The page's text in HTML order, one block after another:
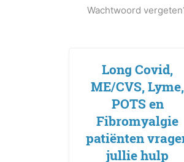
Wachtwoord
Long Covid,
ME/CVS, Lyme,
POTS en
Fibromyalgie
patiënten
jullie hulp